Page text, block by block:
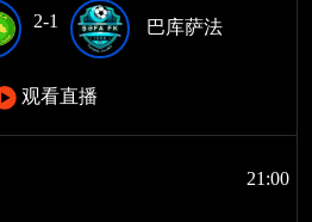
2-1 巴库萨法
观看直播
21:00